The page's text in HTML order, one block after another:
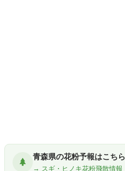
青森県の花粉予報はこちら
→ スギ・ヒノキ花粉飛散情報